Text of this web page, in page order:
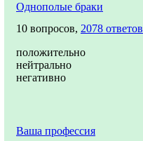
Однополые браки
10 вопросов, 2078 ответов
положительно
нейтрально
негативно
Ваша профессия